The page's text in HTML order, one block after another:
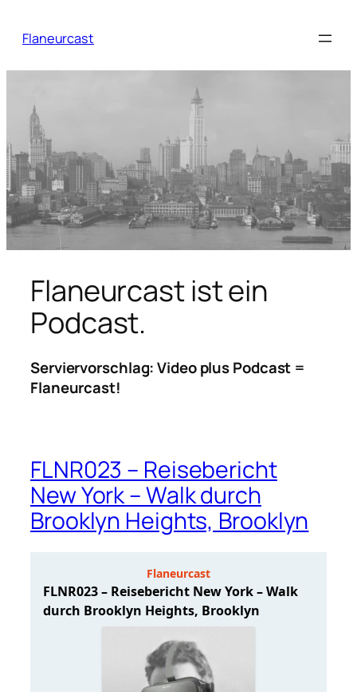
Inhalt
Flaneurcast
Flaneurcast ist ein
Podcast.
Serviervorschlag: Video plus Podcast =
Flaneurcast!
FLNR023 – Reisebericht
New York – Walk durch
Brooklyn Heights, Brooklyn